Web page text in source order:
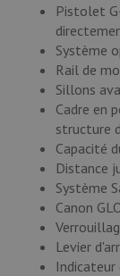
Pistolet
Système
Rail de
Sillons
Cadre en
structure
Capacité
Distance
Système
Canon
Levier
Indicateur